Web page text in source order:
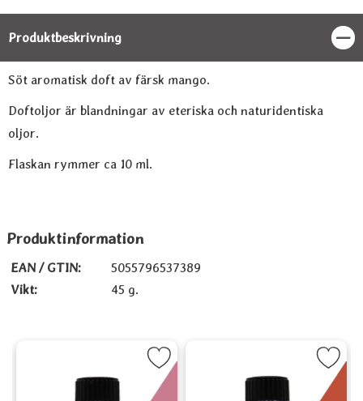
Produktbeskrivning
Produktbeskrivning
Söt aromatisk doft av färsk mango.
Doftoljor är blandningar av eteriska och naturidentiska
oljor.
Flaskan rymmer ca 10 ml.
Produktinformation
EAN / GTIN:
5055796537389
Vikt:
45 g.
Markera Doftolja - Jasmin som favoritMarkera Doftolja -